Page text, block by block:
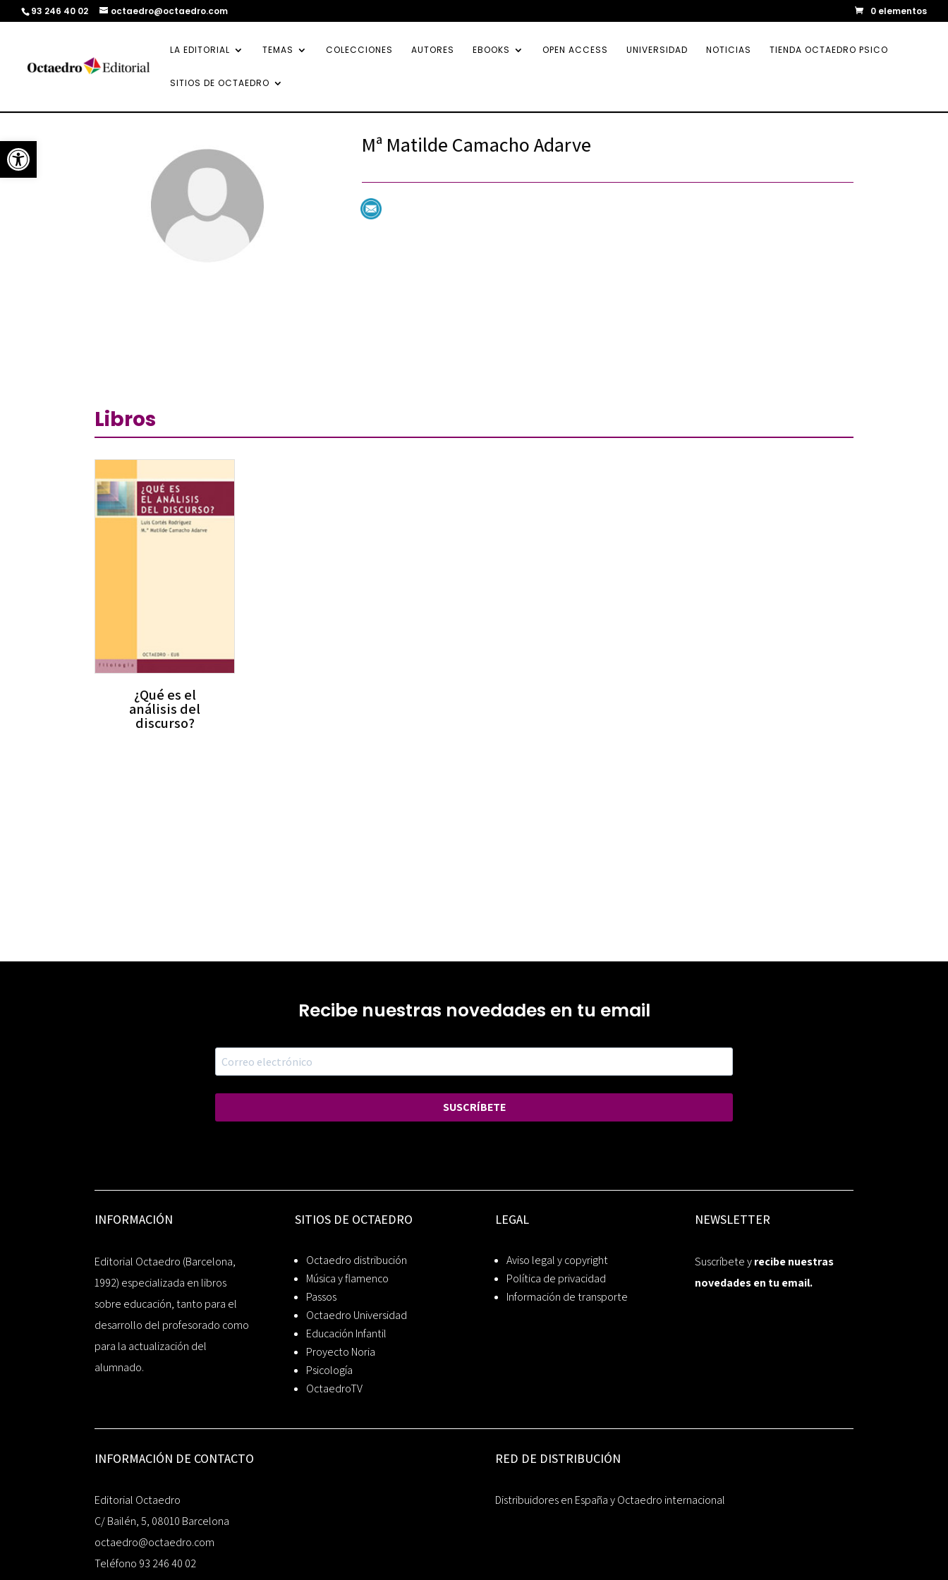
Abrir barra de herramientas
93 246 40 02 octaedro@octaedro.com 0 elementos
LA EDITORIAL TEMAS COLECCIONES AUTORES EBOOKS OPEN ACCESS UNIVERSIDAD NOTICIAS TIENDA OCTAEDRO PSICO
SITIOS DE OCTAEDRO
Mª Matilde Camacho Adarve
Libros
¿Qué es el
análisis del
discurso?
Recibe nuestras novedades en tu email
SUSCRÍBETE
INFORMACIÓN
Editorial Octaedro (Barcelona,
1992) especializada en libros
sobre educación, tanto para el
desarrollo del profesorado como
para la actualización del
alumnado.
SITIOS DE OCTAEDRO
Octaedro distribución
Música y flamenco
Passos
Octaedro Universidad
Educación Infantil
Proyecto Noria
Psicología
OctaedroTV
LEGAL
Aviso legal y copyright
Política de privacidad
Información de transporte
NEWSLETTER
Suscríbete yrecibe nuestras
novedades en tu email.
INFORMACIÓN DE CONTACTO
Editorial Octaedro
C/ Bailén, 5, 08010 Barcelona
octaedro@octaedro.com
Teléfono 93 246 40 02
RED DE DISTRIBUCIÓN
Distribuidores en España y Octaedro internacional